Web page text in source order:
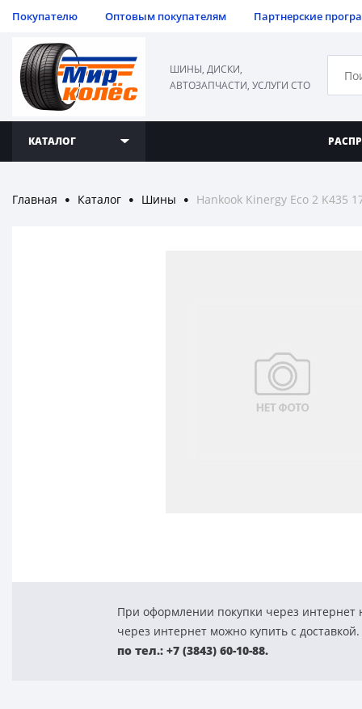
Покупателю Оптовым покупателям Партнерские
ШИНЫ, ДИСКИ,
АВТОЗАПЧАСТИ, УСЛУГИ СТО
КАТАЛОГ
Главная ● Каталог ● Шины ● Hankook Kinergy Eco 2 K435
При оформлении покупки через интернет
через интернет можно купить с
по тел.: +7 (3843) 60-10-88.